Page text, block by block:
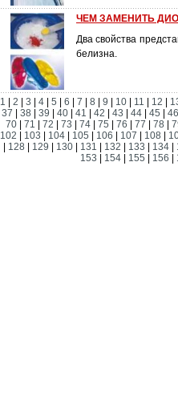
ЧЕМ ЗАМЕНИТЬ
Два свойства
белизна.
1 2 3 4 5 6 7 8 9 10 11 12
37
|38 |39 |40 |41 |42 |43 |44 |45 |
70
71 72 73 74 75 76 77 78
102
103 104 105 106 107 108
128 129 130 131 132 133 134
153
154 155 156